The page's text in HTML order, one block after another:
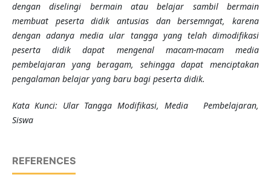
dengan diselingi bermain atau belajar sambil bermain
membuat peserta didik antusias dan bersemngat, karena
dengan adanya media ular tangga yang telah dimodifikasi
peserta didik dapat mengenal macam-macam media
pembelajaran yang beragam, sehingga dapat menciptakan
pengalaman belajar yang baru bagi peserta didik.
Kata Kunci: Ular Tangga Modifikasi, Media Pembelajaran,
Siswa
REFERENCES